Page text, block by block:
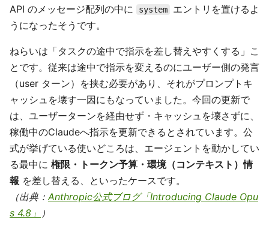
API のメッセージ配列の中に
system
エントリを置けるよ
うになったそうです。
ねらいは「タスクの途中で指示を差し替えやすくする」こ
とです。従来は途中で指示を変えるのにユーザー側の発言
（user ターン）を挟む必要があり、それがプロンプトキ
ャッシュを壊す一因にもなっていました。今回の更新で
は、ユーザーターンを経由せず・キャッシュを壊さずに、
稼働中のClaudeへ指示を更新できるとされています。公
式が挙げている使いどころは、エージェントを動かしてい
る最中に 権限・トークン予算・環境（コンテキスト）情
報 を差し替える、といったケースです。
（出典：Anthropic公式ブログ「Introducing Claude Opu
s 4.8」 ）